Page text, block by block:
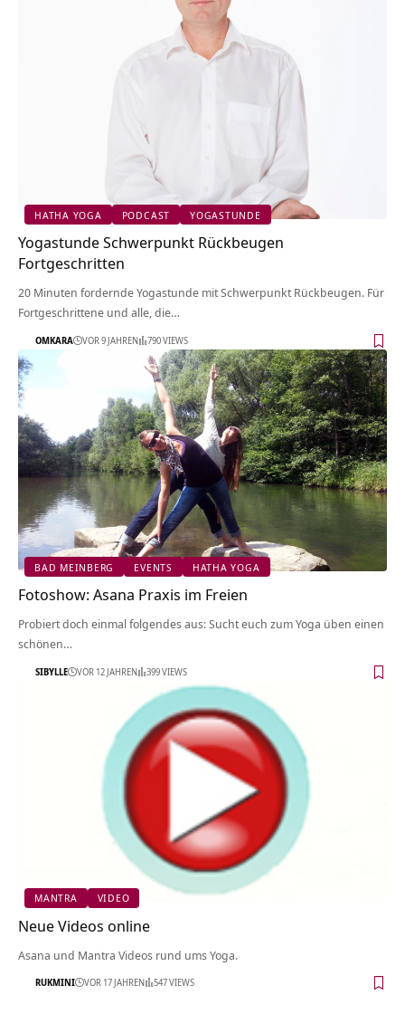
HATHA YOGA PODCAST YOGASTUNDE
Yogastunde Schwerpunkt Rückbeugen
Fortgeschritten
20 Minuten fordernde Yogastunde mit Schwerpunkt Rückbeugen. Für
Fortgeschrittene und alle, die…
OMKARA VOR 9 JAHREN 790 VIEWS
BAD MEINBERG EVENTS HATHA YOGA
Fotoshow: Asana Praxis im Freien
Probiert doch einmal folgendes aus: Sucht euch zum Yoga üben einen
schönen…
SIBYLLE VOR 12 JAHREN 399 VIEWS
MANTRA VIDEO
Neue Videos online
Asana und Mantra Videos rund ums Yoga.
RUKMINI VOR 17 JAHREN 547 VIEWS